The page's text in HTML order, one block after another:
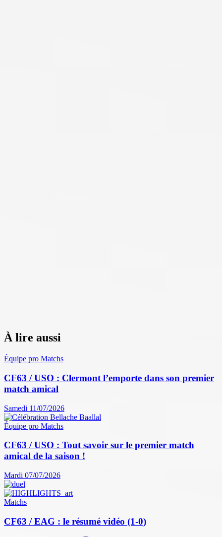
À lire aussi
Équipe pro Matchs
CF63 / USO : Clermont l’emporte dans son premier
match amical
Samedi 11/07/2026
Équipe pro Matchs
CF63 / USO : Tout savoir sur le premier match
amical de la saison !
Mardi 07/07/2026
Matchs
CF63 / EAG : le résumé vidéo (1-0)